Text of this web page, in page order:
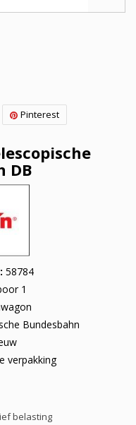
Pinterest
DB
58784
1
Bundesbahn
verpakking
belasting